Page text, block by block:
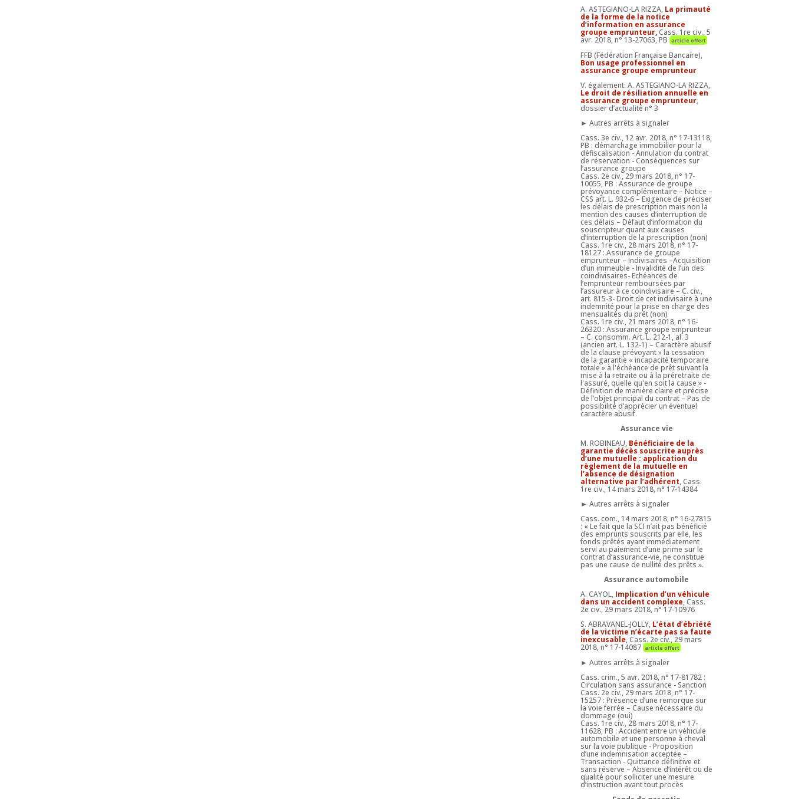
A. ASTEGIANO-LA RIZZA, La primauté
de la forme de la notice
d’information en assurance
groupe emprunteur,Cass. 1re civ., 5
avr. 2018, n° 13-27063, PB article offert
FFB (Fédération Française Bancaire),
Bon usage professionnel en
assurance groupe emprunteur
V. également: A. ASTEGIANO-LA RIZZA,
Le droit de résiliation annuelle en
assurance groupe emprunteur,
dossier d’actualité n° 3
► Autres arrêts à signaler
Cass. 3e civ., 12 avr. 2018, n° 17-13118,
PB : démarchage immobilier pour la
défiscalisation - Annulation du contrat
de réservation - Conséquences sur
l’assurance groupe
Cass. 2e civ., 29 mars 2018, n° 17-
10055, PB : Assurance de groupe
prévoyance complémentaire – Notice –
CSS art. L. 932-6 – Exigence de préciser
les délais de prescription mais non la
mention des causes d’interruption de
ces délais – Défaut d’information du
souscripteur quant aux causes
d’interruption de la prescription (non)
Cass. 1re civ., 28 mars 2018, n° 17-
18127 : Assurance de groupe
emprunteur – Indivisaires –Acquisition
d’un immeuble - Invalidité de l’un des
coindivisaires- Echéances de
l’emprunteur remboursées par
l’assureur à ce coindivisaire – C. civ.,
art. 815-3- Droit de cet indivisaire à une
indemnité pour la prise en charge des
mensualités du prêt (non)
Cass. 1re civ., 21 mars 2018, n° 16-
26320 : Assurance groupe emprunteur
– C. consomm. Art. L. 212-1, al. 3
(ancien art. L. 132-1) – Caractère abusif
de la clause prévoyant » la cessation
de la garantie « incapacité temporaire
totale » à l'échéance de prêt suivant la
mise à la retraite ou à la préretraite de
l'assuré, quelle qu'en soit la cause » -
Définition de manière claire et précise
de l’objet principal du contrat – Pas de
possibilité d’apprécier un éventuel
caractère abusif.
Assurance vie
M. ROBINEAU, Bénéficiaire de la
garantie décès souscrite auprès
d’une mutuelle : application du
règlement de la mutuelle en
l’absence de désignation
alternative par l’adhérent, Cass.
1re civ., 14 mars 2018, n° 17-14384
► Autres arrêts à signaler
Cass. com., 14 mars 2018, n° 16-27815
: « Le fait que la SCI n’ait pas bénéficié
des emprunts souscrits par elle, les
fonds prêtés ayant immédiatement
servi au paiement d’une prime sur le
contrat d’assurance-vie, ne constitue
pas une cause de nullité des prêts ».
Assurance automobile
A. CAYOL, Implication d’un véhicule
dans un accident complexe, Cass.
2e civ., 29 mars 2018, n° 17-10976
S. ABRAVANEL-JOLLY, L’état d’ébriété
de la victime n’écarte pas sa faute
inexcusable, Cass. 2e civ., 29 mars
2018, n° 17-14087 article offert
► Autres arrêts à signaler
Cass. crim., 5 avr. 2018, n° 17-81782 :
Circulation sans assurance - Sanction
Cass. 2e civ., 29 mars 2018, n° 17-
15257 : Présence d’une remorque sur
la voie ferrée – Cause nécessaire du
dommage (oui)
Cass. 1re civ., 28 mars 2018, n° 17-
11628, PB : Accident entre un véhicule
automobile et une personne à cheval
sur la voie publique - Proposition
d’une indemnisation acceptée –
Transaction - Quittance définitive et
sans réserve – Absence d’intérêt ou de
qualité pour solliciter une mesure
d’instruction avant tout procès